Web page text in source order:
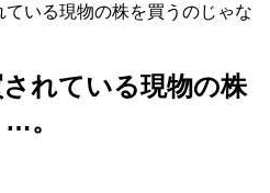
いる現物の株を買うのじゃな
れている現物の株
。